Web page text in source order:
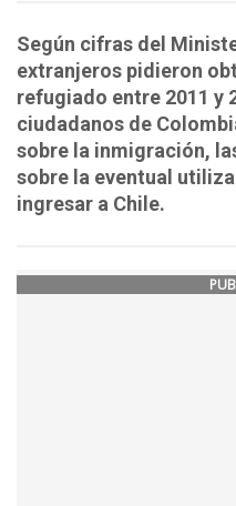
Según cifras del
extranjeros pidieron
refugiado entre 2011 y
ciudadanos de
sobre la inmigración,
sobre la eventual
ingresar a Chile.